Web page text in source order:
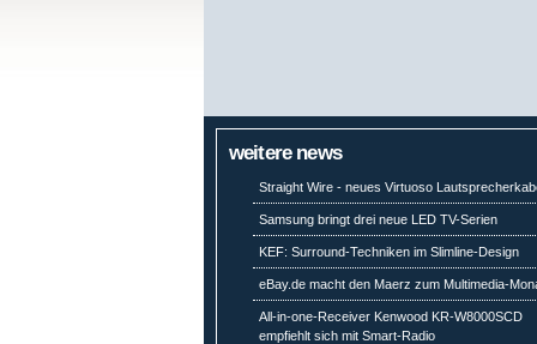
weitere news
Straight Wire - neues Virtuoso
Samsung bringt drei neue LED TV-Serien
KEF: Surround-Techniken im Slimline-Design
eBay.de macht den Maerz zum Multimedia-
All-in-one-Receiver Kenwood KR-W8000SCD
empfiehlt sich mit Smart-Radio